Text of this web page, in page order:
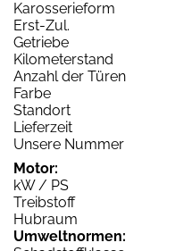
Karosserieform
Erst-Zul.
Getriebe
Kilometerstand
Anzahl der Türen
Farbe
Standort
Lieferzeit
Unsere Nummer
Motor:
kW / PS
Treibstoff
Hubraum
Umweltnormen: